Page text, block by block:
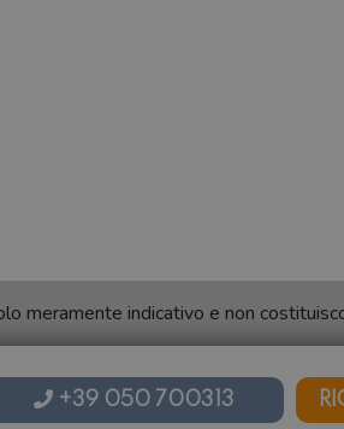
+39 050 700313
meramente indicativo e non